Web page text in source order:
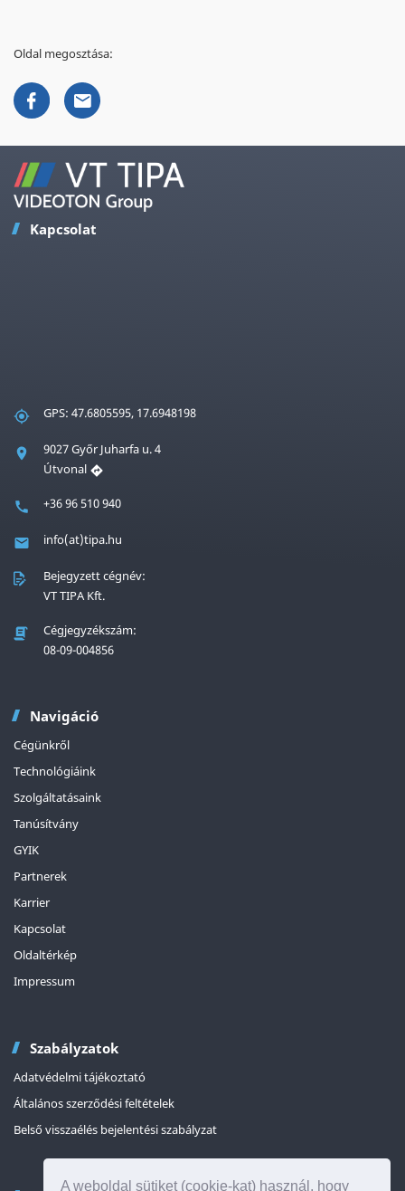
A weboldal sütiket (cookie-kat) használ, hogy
Oldal megosztása:
Kapcsolat
GPS: 47.6805595, 17.6948198
9027 Győr Juharfa u. 4
Útvonal
+36 96 510 940
info(at)tipa.hu
Bejegyzett cégnév:
VT TIPA Kft.
Cégjegyzékszám:
08-09-004856
Navigáció
Cégünkről
Technológiáink
Szolgáltatásaink
Tanúsítvány
GYIK
Partnerek
Karrier
Kapcsolat
Oldaltérkép
Impressum
Szabályzatok
Adatvédelmi tájékoztató
Általános szerződési feltételek
Belső visszaélés bejelentési szabályzat